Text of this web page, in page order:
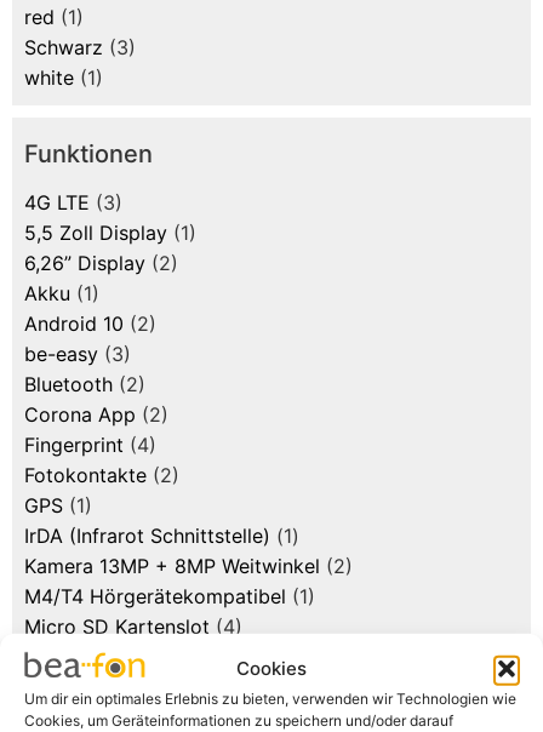
Cookies
Um dir ein optimales Erlebnis zu bieten, verwenden wir Technologien wie
Cookies, um Geräteinformationen zu speichern und/oder darauf
red (1)
Schwarz (3)
white (1)
Funktionen
4G LTE (3)
5,5 Zoll Display (1)
6,26” Display (2)
Akku (1)
Android 10 (2)
be-easy (3)
Bluetooth (2)
Corona App (2)
Fingerprint (4)
Fotokontakte (2)
GPS (1)
IrDA (Infrarot Schnittstelle) (1)
Kamera 13MP + 8MP Weitwinkel (2)
M4/T4 Hörgerätekompatibel (1)
Micro SD Kartenslot (4)
Multi Touch Display
Secure Zone (1)